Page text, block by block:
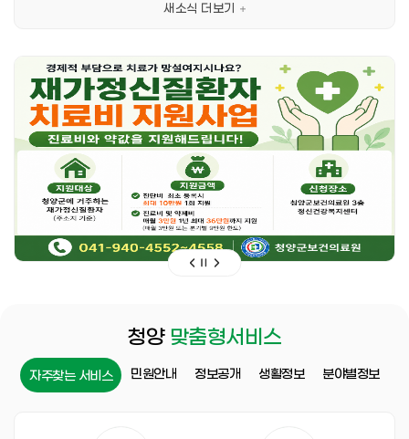
새소식 더보기
청양 맞춤형서비스
자주찾는 서비스 민원안내 정보공개 생활정보 분야별정보